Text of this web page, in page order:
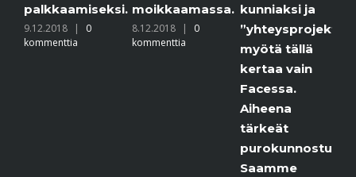
| 0
moikkaamassa.
8.12.2018 | 0
kommenttia
kunniaksi ja
”yhteysprojektimme”
myötä tällä
kertaa vain
Facessa.
Aiheena
tärkeät
purokunnostukset.
Saamme